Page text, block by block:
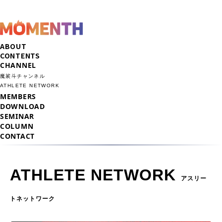
ABOUT
CONTENTS
CHANNEL
魔裟斗チャンネル
ATHLETE NETWORK
MEMBERS
DOWNLOAD
SEMINAR
COLUMN
CONTACT
ATHLETE NETWORK アスリー
トネットワーク